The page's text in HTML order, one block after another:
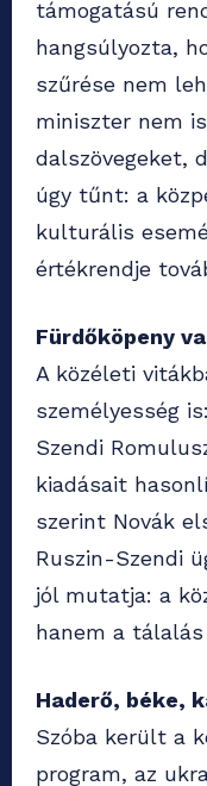
támogatású
hangsúlyozta,
szűrése nem
miniszter nem
dalszövegeket,
úgy tűnt: a
kulturális
értékrendje
Fürdőköpeny
A közéleti
személyesség
Szendi
kiadásait
szerint Novák
Ruszin-Szendi
jól mutatja: a
hanem a
Haderő, béke,
Szóba került a
program, az